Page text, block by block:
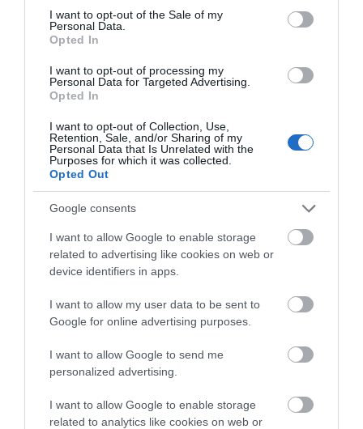
consent section.
I want to opt-out of the Sale of my
Personal Data.
Opted In
I want to opt-out of processing my
Personal Data for Targeted Advertising.
Opted In
I want to opt-out of Collection, Use,
Retention, Sale, and/or Sharing of my
Personal Data that Is Unrelated with the
Purposes for which it was collected.
Opted Out
Google consents
I want to allow Google to enable storage
related to advertising like cookies on web or
device identifiers in apps.
I want to allow my user data to be sent to
Google for online advertising purposes.
I want to allow Google to send me
personalized advertising.
I want to allow Google to enable storage
related to analytics like cookies on web or
Η ηλ. διεύθυνση σας δεν δημοσιεύεται.
Τα υποχρεωτικά πεδία
σημειώνονται με
Αποθήκευσε το όνομά μου, email, και τον ιστότοπο μου σε
αυτόν τον πλοηγό για την επόμενη φορά που θα σχολιάσω.